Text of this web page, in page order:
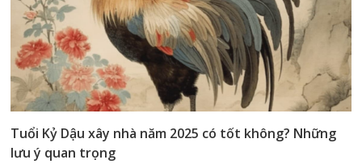
Tuổi Kỷ Dậu xây nhà năm 2025 có tốt không? Những
lưu ý quan trọng